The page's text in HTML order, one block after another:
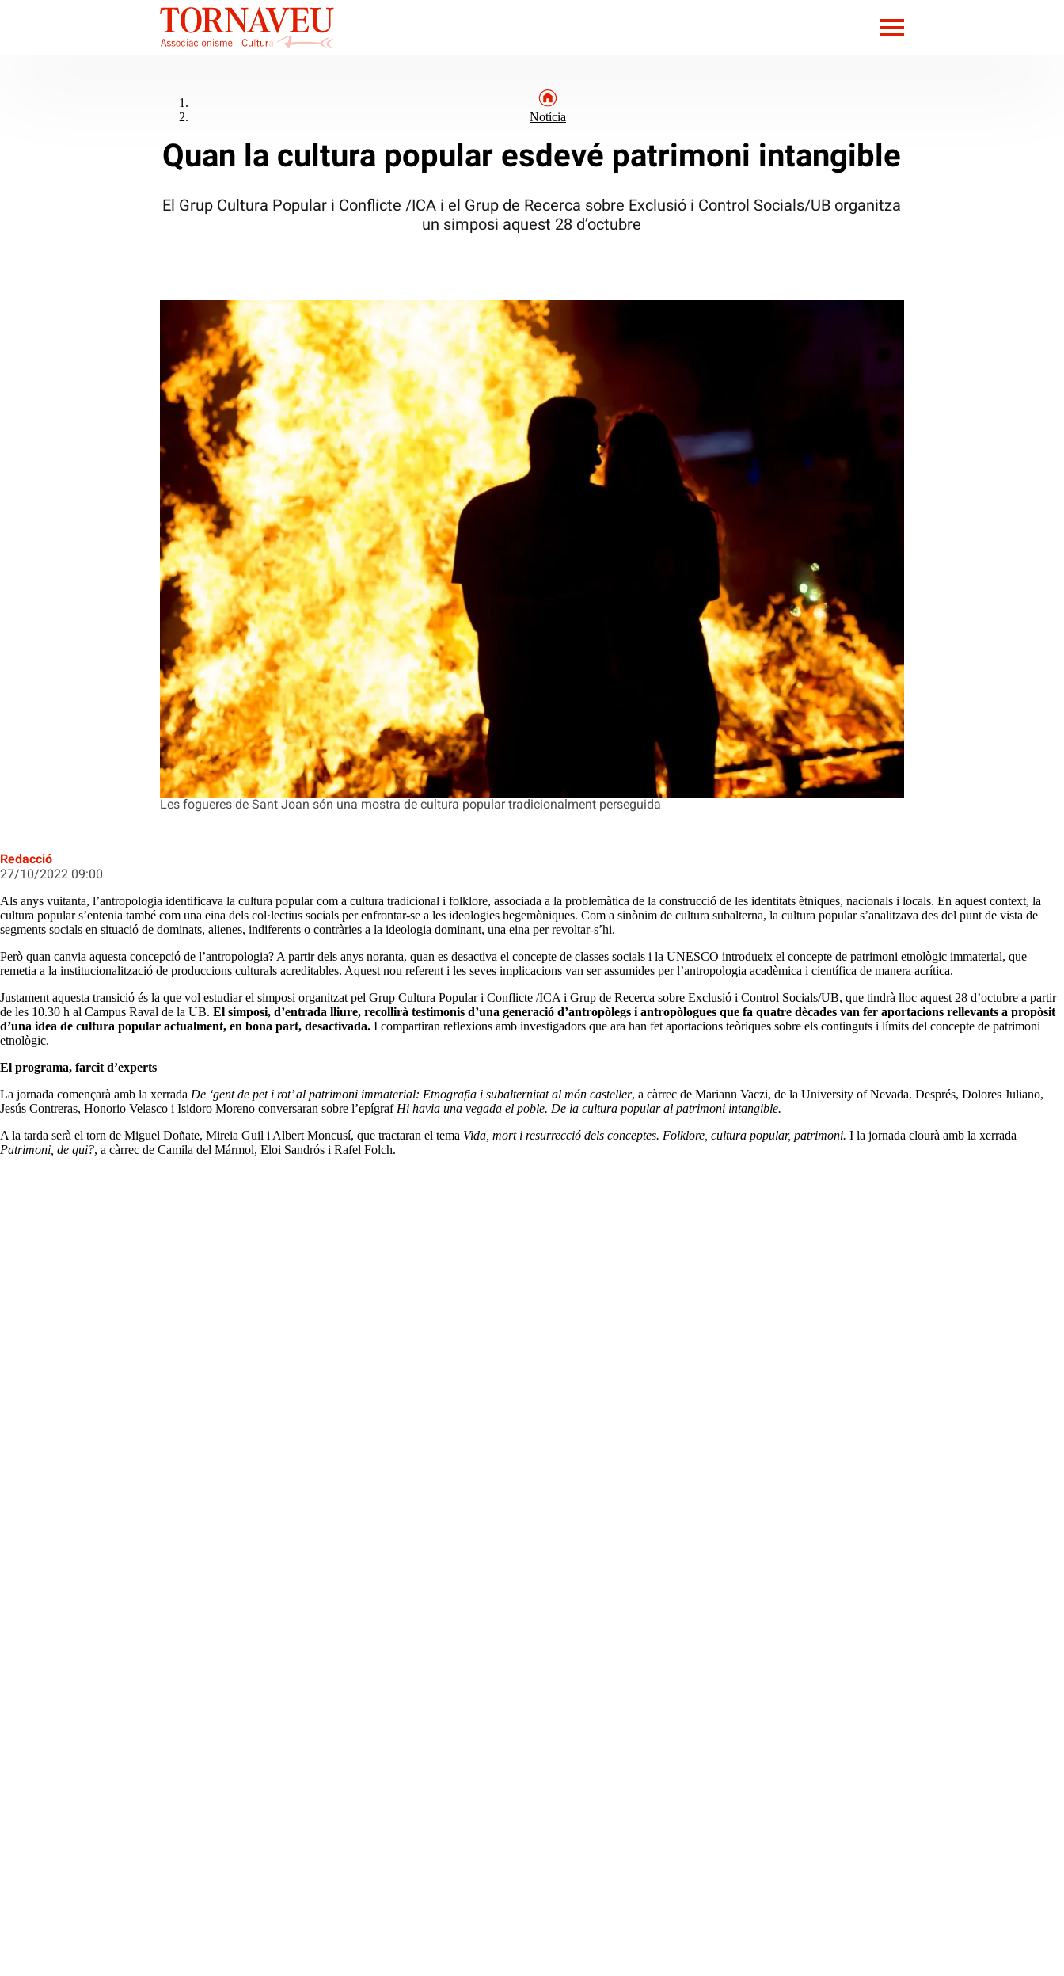
Les fogueres de Sant Joan són una mostra de cultura popular tradicionalment perseguida
Notícia
Quan la cultura popular esdevé patrimoni intangible
El Grup Cultura Popular i Conflicte /ICA i el Grup de Recerca sobre Exclusió i Control Socials/UB organitza
un simposi aquest 28 d’octubre
Redacció
27/10/2022 09:00
Als anys vuitanta, l’antropologia identificava la cultura popular com a cultura tradicional i folklore, associada a la problemàtica de la construcció de les identitats ètniques, nacionals i locals. En aquest context, la
cultura popular s’entenia també com una eina dels col·lectius socials per enfrontar-se a les ideologies hegemòniques. Com a sinònim de cultura subalterna, la cultura popular s’analitzava des del punt de vista de
segments socials en situació de dominats, alienes, indiferents o contràries a la ideologia dominant, una eina per revoltar-s’hi.
Però quan canvia aquesta concepció de l’antropologia? A partir dels anys noranta, quan es desactiva el concepte de classes socials i la UNESCO introdueix el concepte de patrimoni etnològic immaterial, que
remetia a la institucionalització de produccions culturals acreditables. Aquest nou referent i les seves implicacions van ser assumides per l’antropologia acadèmica i científica de manera acrítica.
Justament aquesta transició és la que vol estudiar el simposi organitzat pel Grup Cultura Popular i Conflicte /ICA i Grup de Recerca sobre Exclusió i Control Socials/UB, que tindrà lloc aquest 28 d’octubre a partir
de les 10.30 h al Campus Raval de la UB. El simposi, d’entrada lliure, recollirà testimonis d’una generació d’antropòlegs i antropòlogues que fa quatre dècades van fer aportacions rellevants a propòsit
d’una idea de cultura popular actualment, en bona part, desactivada. I compartiran reflexions amb investigadors que ara han fet aportacions teòriques sobre els continguts i límits del concepte de patrimoni
etnològic.
El programa, farcit d’experts
La jornada començarà amb la xerrada De ‘gent de pet i rot’ al patrimoni immaterial: Etnografia i subalternitat al món casteller, a càrrec de Mariann Vaczi, de la University of Nevada. Després, Dolores Juliano,
Jesús Contreras, Honorio Velasco i Isidoro Moreno conversaran sobre l’epígrafHi havia una vegada el poble. De la cultura popular al patrimoni intangible.
A la tarda serà el torn de Miguel Doñate, Mireia Guil i Albert Moncusí, que tractaran el tema Vida, mort i resurrecció dels conceptes. Folklore, cultura popular, patrimoni. I la jornada clourà amb la xerrada
Patrimoni, de qui?, a càrrec de Camila del Mármol, Eloi Sandrós i Rafel Folch.